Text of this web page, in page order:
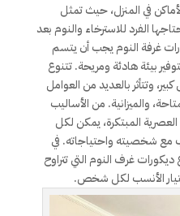
في المنزل، حيث تمثل
الفرد للاسترخاء والنوم بعد
غرفة النوم يجب أن يتسم
بيئة هادئة ومريحة. تتنوع
وتتأثر بالعديد من العوامل
والميزانية. من الأساليب
المبتكرة، يمكن لكل
شخصيته واحتياجاته. في
غرف النوم التي تتراوح
الأنسب لكل شخص.